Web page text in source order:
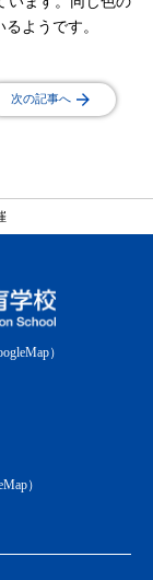
ようです。
次の記事へ
）
）